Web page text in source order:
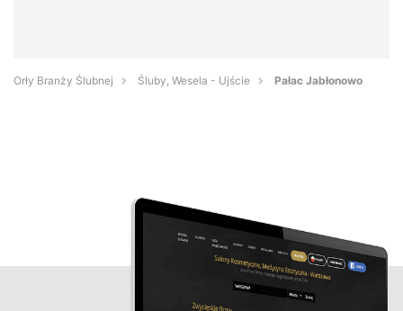
Orły Branży Ślubnej Śluby, Wesela - Ujście Pałac Jabłonowo